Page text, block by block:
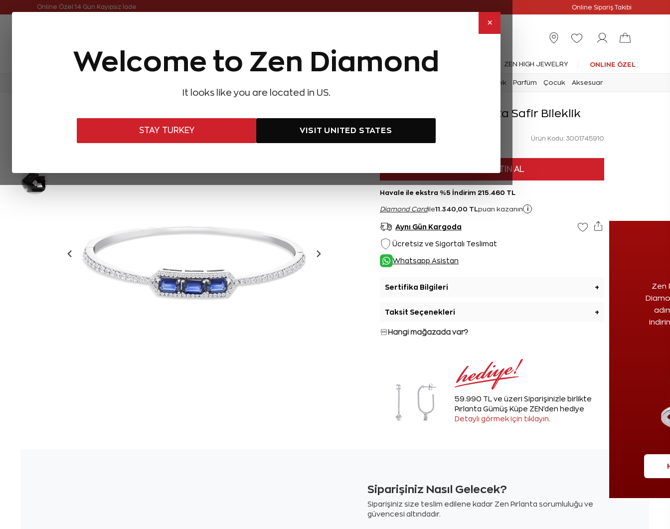
×
Welcome to Zen Diamond
It looks like you are located in US.
STAY TURKEY VISIT UNITED STATES
Online Özel 14 Gün Kayıpsız İade Online Sipariş Takibi
Aynı Gün Kargo Çok Satanlar Hediye Önerileri Evlilik Teklifi Setler Özel Koleksiyonlar ZEN HIGH JEWELRY ONLINE ÖZEL
Erkek Parfüm Çocuk Aksesuar
AYNI GÜN
2,64 Karat Pırlanta Safir Bileklik
Ürün Kodu: 3001745910
226.800 TL
HEMEN SATIN AL
Havale ile ekstra %5 İndirim 215.460 TL
Diamond Cardile11.340,00 TL puan kazanın i
Zen
Aynı Gün Kargoda
Ücretsiz ve Sigortalı Teslimat
Whatsapp Asistan
Sertifika Bilgileri +
Taksit Seçenekleri +
Hangi mağazada var?
59.990 TL ve üzeri Siparişinizle birlikte
Pırlanta Gümüş Küpe ZEN'den hediye
Detaylı görmek için tıklayın.
Siparişiniz Nasıl Gelecek?
Siparişiniz size teslim edilene kadar Zen Pırlanta sorumluluğu ve
güvencesi altındadır.